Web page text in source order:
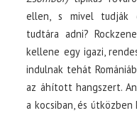
ellen, s mivel tudják
tudtára adni?
kellene egy igazi,
indulnak tehát
az áhított hangszert.
a kocsiban, és